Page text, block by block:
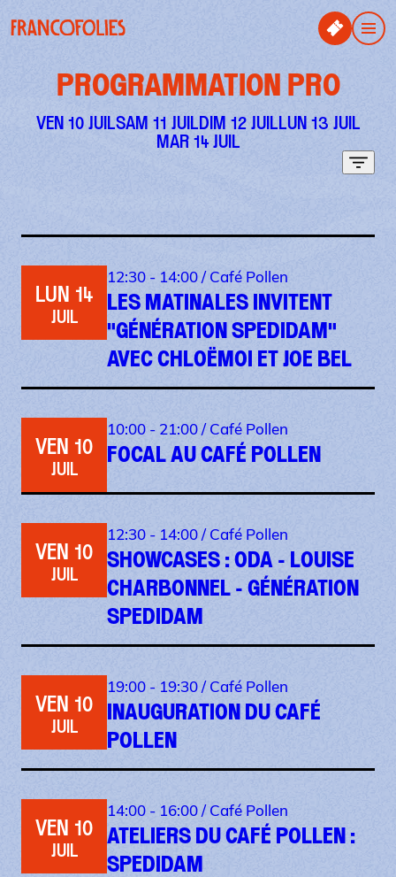
PROGRAMMATION PRO
VEN 10 JUILSAM 11 JUILDIM 12 JUILLUN 13 JUIL
MAR 14 JUIL
LUN 14
JUIL
12:30 - 14:00 /Café Pollen
LES MATINALES INVITENT
"GÉNÉRATION SPEDIDAM"
AVEC CHLOËMOI ET JOE BEL
VEN 10
JUIL
10:00 - 21:00 /Café Pollen
FOCAL AU CAFÉ POLLEN
VEN 10
JUIL
12:30 - 14:00 /Café Pollen
SHOWCASES : ODA - LOUISE
CHARBONNEL - GÉNÉRATION
SPEDIDAM
VEN 10
JUIL
19:00 - 19:30 /Café Pollen
INAUGURATION DU CAFÉ
POLLEN
VEN 10
JUIL
14:00 - 16:00 /Café Pollen
ATELIERS DU CAFÉ POLLEN :
SPEDIDAM